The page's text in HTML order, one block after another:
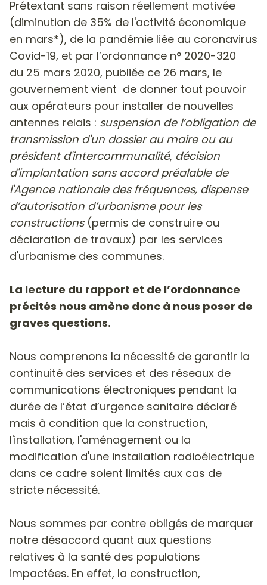
Prétextant sans raison réellement motivée
(diminution de 35% de l'activité économique
en mars*), de la pandémie liée au coronavirus
Covid-19, et par l’ordonnance n° 2020-320
du 25 mars 2020, publiée ce 26 mars, le
gouvernement vient de donner tout pouvoir
aux opérateurs pour installer de nouvelles
antennes relais : suspension de l’obligation de
transmission d'un dossier au maire ou au
président d'intercommunalité, décision
d'implantation sans accord préalable de
l'Agence nationale des fréquences, dispense
d’autorisation d’urbanisme pour les
constructions(permis de construire ou
déclaration de travaux) par les services
d'urbanisme des communes.
La lecture du rapport et de l’ordonnance
précités nous amène donc à nous poser de
graves questions.
Nous comprenons la nécessité de garantir la
continuité des services et des réseaux de
communications électroniques pendant la
durée de l’état d’urgence sanitaire déclaré
mais à condition que la construction,
l'installation, l'aménagement ou la
modification d'une installation radioélectrique
dans ce cadre soient limités aux cas de
stricte nécessité.
Nous sommes par contre obligés de marquer
notre désaccord quant aux questions
relatives à la santé des populations
impactées. En effet, la construction,